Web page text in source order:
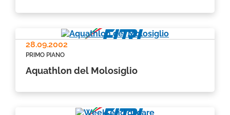
28.09.2002
PRIMO PIANO
Aquathlon del Molosiglio